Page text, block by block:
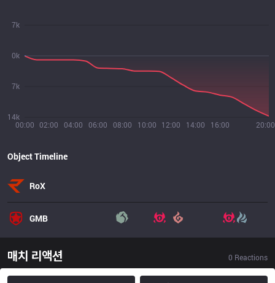
00:00 02:00 04:00 06:00 08:00 10:00 12:00 14:00 16:00 20:00
14k
7k
0k
7k
Object Timeline
RoX
GMB
매치 리액션 0 Reactions